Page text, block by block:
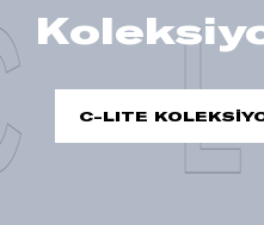
C-LITE